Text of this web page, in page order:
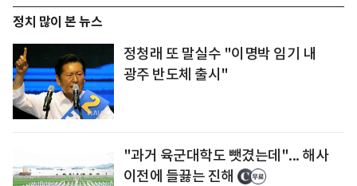
정치 많이 본 뉴스
정청래 또 말실수 "이명박 임기 내
광주 반도체 출시"
"과거 육군대학도 뺏겼는데"... 해사
이전에 들끓는 진해